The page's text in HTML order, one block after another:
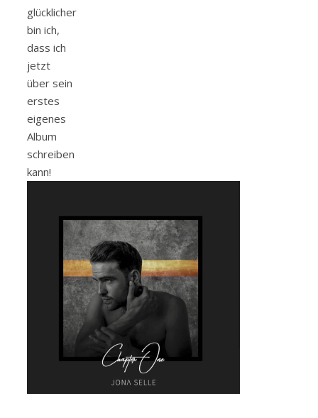
glücklicher
bin ich,
dass ich
jetzt
über sein
erstes
eigenes
Album
schreiben
kann!